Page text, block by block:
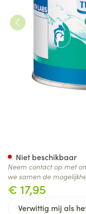
€ 17,95
Verwittig mij als
Niet beschikbaar
Neem contact op met
we samen de